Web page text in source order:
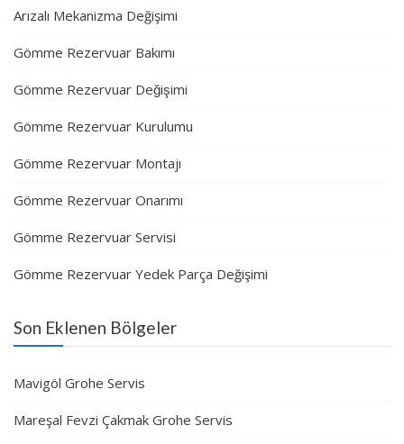
Arızalı Mekanizma Değişimi
Gömme Rezervuar Bakımı
Gömme Rezervuar Değişimi
Gömme Rezervuar Kurulumu
Gömme Rezervuar Montajı
Gömme Rezervuar Onarımı
Gömme Rezervuar Servisi
Gömme Rezervuar Yedek Parça Değişimi
Son Eklenen Bölgeler
Mavigöl Grohe Servis
Mareşal Fevzi Çakmak Grohe Servis